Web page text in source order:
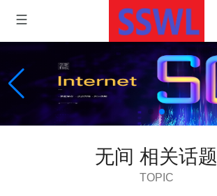
无间 相关话题
TOPIC